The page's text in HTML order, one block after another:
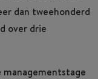
dan tweehonderd
over drie
managementstage